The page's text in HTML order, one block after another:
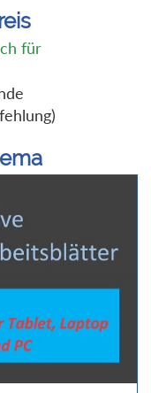
für